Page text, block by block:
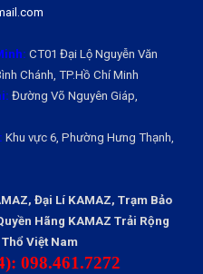
CT01 Đại Lộ Nguyễn Văn
Chánh, TP.Hồ Chí Minh
Đường Võ Nguyên Giáp,
Khu vực 6, Phường Hưng Thạnh,
Đại Lí KAMAZ, Trạm Bảo
Hãng KAMAZ Trải Rộng
Việt Nam
098.461.7272